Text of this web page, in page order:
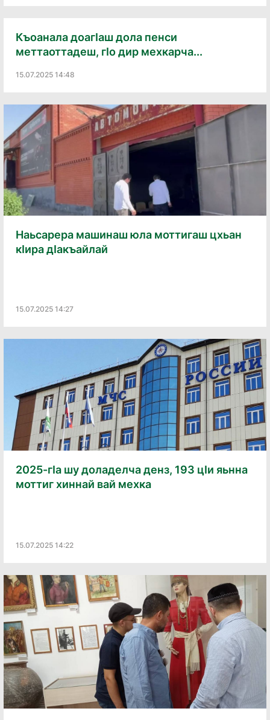
Къоанала доагӀаш дола пенси
меттаоттадеш, гӀо дир мехкарча...
15.07.2025 14:48
Наьсарера машинаш юла моттигаш цхьан
кӀира дӀакъайлай
15.07.2025 14:27
2025-гӀа шу доладелча денз, 193 цӀи яьнна
моттиг хиннай вай мехка
15.07.2025 14:22